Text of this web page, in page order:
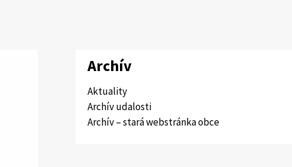
Archív
Aktuality
Archív udalosti
Archív – stará webstránka obce